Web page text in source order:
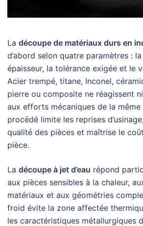
La découpe de matériaux durs en
d’abord selon quatre paramètres :
épaisseur, la tolérance exigée et le
Acier trempé, titane, Inconel,
pierre ou composite ne réagissent
aux efforts mécaniques de la
procédé limite les reprises
qualité des pièces et maîtrise le
pièce.
La découpe à jet d’eau répond
aux pièces sensibles à la chaleur,
matériaux et aux géométries
froid évite la zone affectée
les caractéristiques métallurgiques